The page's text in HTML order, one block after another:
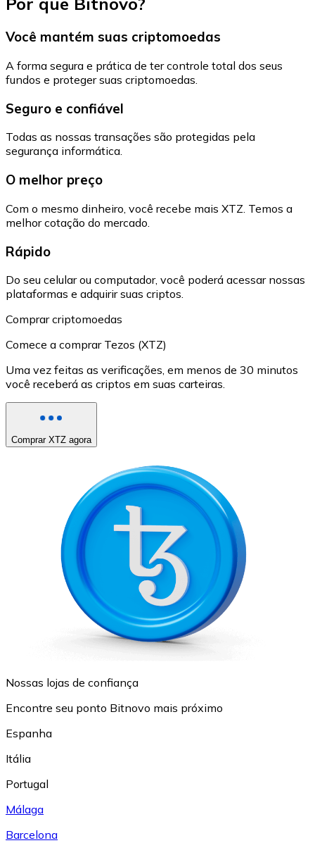
Você mantém suas criptomoedas
A forma segura e prática de ter controle total dos seus
fundos e proteger suas criptomoedas.
Seguro e confiável
Todas as nossas transações são protegidas pela
segurança informática.
O melhor preço
Com o mesmo dinheiro, você recebe mais XTZ. Temos a
melhor cotação do mercado.
Rápido
Do seu celular ou computador, você poderá acessar nossas
plataformas e adquirir suas criptos.
Comprar criptomoedas
Comece a comprar Tezos (XTZ)
Uma vez feitas as verificações, em menos de 30 minutos
você receberá as criptos em suas carteiras.
Comprar XTZ agora
Nossas lojas de confiança
Encontre seu ponto Bitnovo mais próximo
Espanha
Itália
Portugal
Málaga
Barcelona